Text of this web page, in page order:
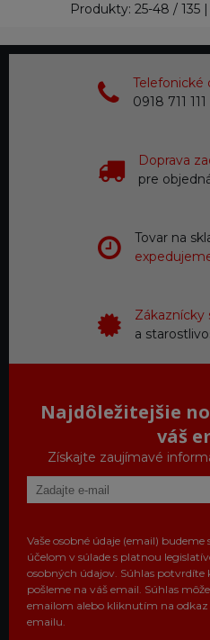
Produkty: 25-48 / 135|
Telefonické
0918 711 111
Doprava
pre
Tovar na
Zákaznícky
a
Najdôležitejšie
váš
Získajte zaujímavé
Vaše osobné údaje (email)
účelom v súlade s platnou
osobných údajov. Súhlas
pošleme na váš email. Súhlas
emailom alebo kliknutím na
emailu.